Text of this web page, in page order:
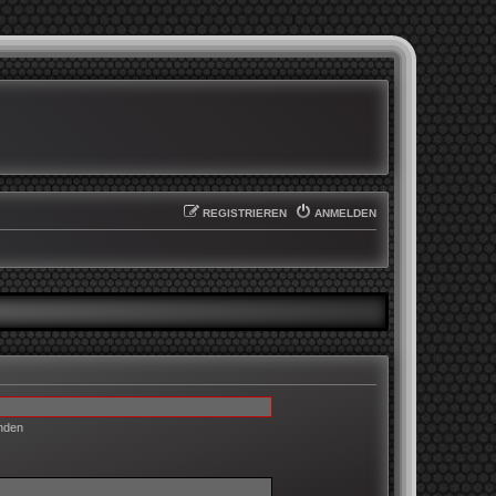
ANMELDEN
REGISTRIEREN